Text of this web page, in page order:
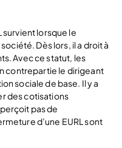
survient lorsque le
Dès lors, il a droit à
Avec ce statut, les
contrepartie le dirigeant
sociale de base. Il y a
des cotisations
pas de
d’une EURL sont